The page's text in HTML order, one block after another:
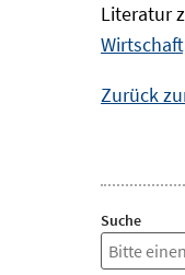
Literatur
Zurück
Suche